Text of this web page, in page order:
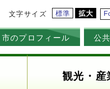
文字サイズ 標準 拡大
市のプロフィール 公
観光・産